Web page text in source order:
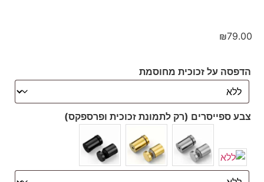
₪79.00
הדפסה על זכוכית מחוסמת
צבע ספייסרים (רק לתמונת זכוכית ופרספקס)